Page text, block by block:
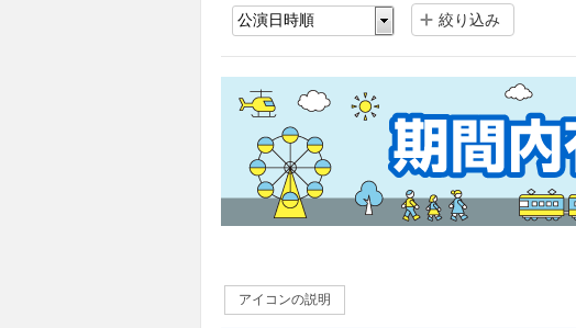
絞り込み
アイコンの説明